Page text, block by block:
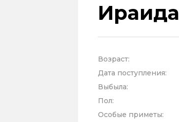
Ираида
Возраст:
Дата поступления:
Выбыла:
Пол:
Особые приметы: